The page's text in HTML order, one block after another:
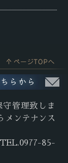
管理致しま
メンテナンス
85-